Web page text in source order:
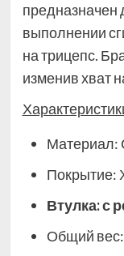
предназначен
выполнении
на трицепс.
изменив хват
Материал:
Покрытие:
Втулка: с
Общий вес: